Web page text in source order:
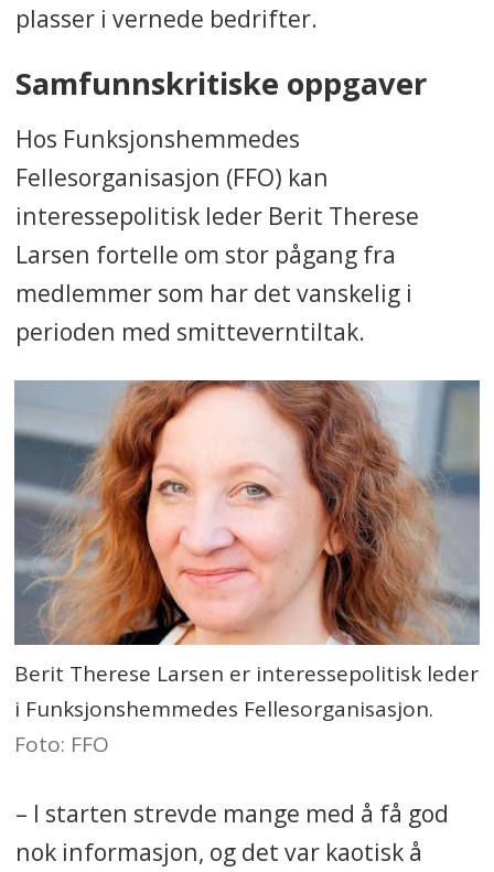
plasser i vernede bedrifter.
Samfunnskritiske oppgaver
Hos Funksjonshemmedes
Fellesorganisasjon (FFO) kan
interessepolitisk leder Berit Therese
Larsen fortelle om stor pågang fra
medlemmer som har det vanskelig i
perioden med smitteverntiltak.
Berit Therese Larsen er interessepolitisk leder
i Funksjonshemmedes Fellesorganisasjon.
Foto: FFO
– I starten strevde mange med å få god
nok informasjon, og det var kaotisk å